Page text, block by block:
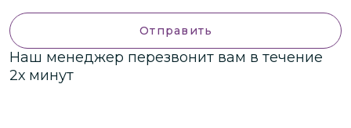
Отправить
Наш менеджер перезвонит вам в течение
2х минут